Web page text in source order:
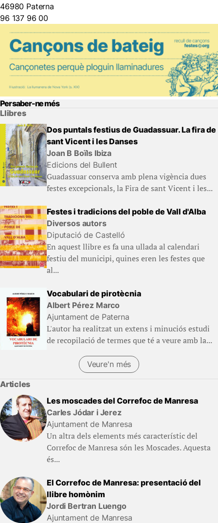
46980 Paterna
96 137 96 00
Per saber-ne més
Llibres
Dos puntals festius de Guadassuar. La fira de
sant Vicent i les Danses
Joan B Boïls Ibiza
Edicions del Bullent
Guadassuar conserva amb plena vigència dues
festes excepcionals, la Fira de sant Vicent i les...
Festes i tradicions del poble de Vall d'Alba
Diversos autors
Diputació de Castelló
En aquest llibre es fa una ullada al calendari
festiu del municipi, quines eren les festes que
al...
Vocabulari de pirotècnia
Albert Pérez Marco
Ajuntament de Paterna
L'autor ha realitzat un extens i minuciós estudi
de recopilació de termes que té a veure amb la...
Veure'n més
(Llibres)
Articles
Les moscades del Correfoc de Manresa
Carles Jódar i Jerez
Ajuntament de Manresa
Un altra dels elements més característic del
Correfoc de Manresa són les Moscades. Aquesta
és...
El Correfoc de Manresa: presentació del
llibre homònim
Jordi Bertran Luengo
Ajuntament de Manresa